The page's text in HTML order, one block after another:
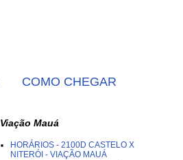
COMO CHEGAR
Viação Mauá
HORÁRIOS - 2100D CASTELO X
NITERÓI - VIAÇÃO MAUÁ